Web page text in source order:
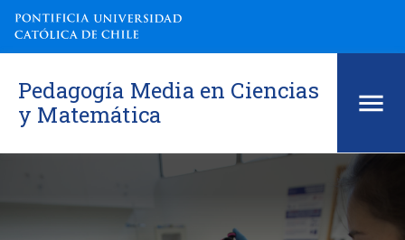
Pedagogía Media en Ciencias
y Matemática